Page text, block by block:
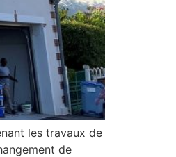
les travaux de
de